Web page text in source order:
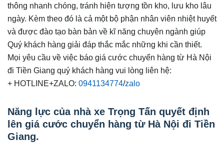
thông nhanh chóng, tránh hiện tượng tồn kho, lưu kho lâu
ngày. Kèm theo đó là cả một bộ phận nhân viên nhiệt huyết
và được đào tạo bàn bản về kĩ năng chuyên ngành giúp
Quý khách hàng giải đáp thắc mắc những khi cần thiết.
Mọi yêu cầu về việc báo giá cước chuyển hàng từ Hà Nội
đi Tiền Giang quý khách hàng vui lòng liên hệ:
+ HOTLINE+ZALO: 0941134774/zalo
Năng lực của nhà xe Trọng Tấn quyết định
lên giá cước chuyển hàng từ Hà Nội đi Tiền
Giang.